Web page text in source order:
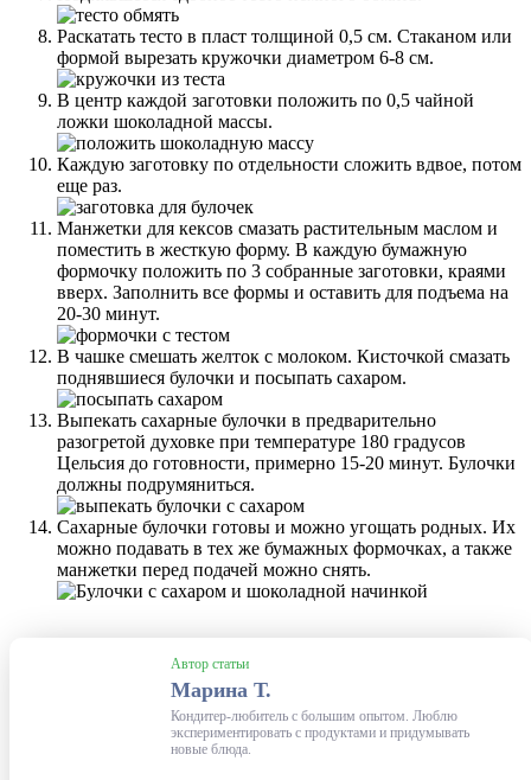
Раскатать тесто в пласт толщиной 0,5 см. Стаканом или
формой вырезать кружочки диаметром 6-8 см.
В центр каждой заготовки положить по 0,5 чайной
ложки шоколадной массы.
Каждую заготовку по отдельности сложить вдвое, потом
еще раз.
Манжетки для кексов смазать растительным маслом и
поместить в жесткую форму. В каждую бумажную
формочку положить по 3 собранные заготовки, краями
вверх. Заполнить все формы и оставить для подъема на
20-30 минут.
В чашке смешать желток с молоком. Кисточкой смазать
поднявшиеся булочки и посыпать сахаром.
Выпекать сахарные булочки в предварительно
разогретой духовке при температуре 180 градусов
Цельсия до готовности, примерно 15-20 минут. Булочки
должны подрумяниться.
Сахарные булочки готовы и можно угощать родных. Их
можно подавать в тех же бумажных формочках, а также
манжетки перед подачей можно снять.
Автор статьи
Марина Т.
Кондитер-любитель с большим опытом. Люблю
экспериментировать с продуктами и придумывать
новые блюда.